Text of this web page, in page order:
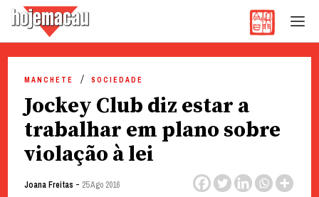
content
MANCHETE SOCIEDADE
Jockey Club diz estar a
trabalhar em plano sobre
violação à lei
Joana Freitas - 25 Ago 2016